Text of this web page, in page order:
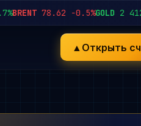
78.62 −0.5%GOLD 2 412
▲ Открыть